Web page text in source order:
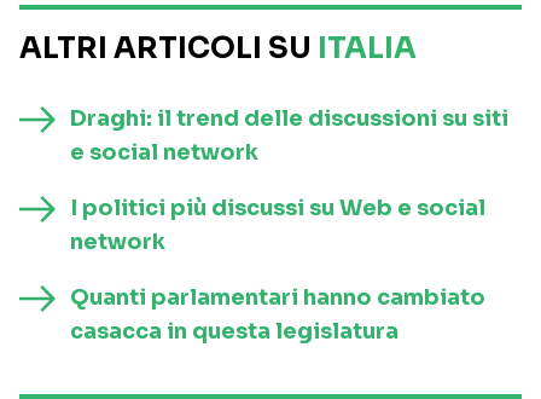
ALTRI ARTICOLI SU ITALIA
Draghi: il trend delle discussioni su siti
e social network
I politici più discussi su Web e social
network
Quanti parlamentari hanno cambiato
casacca in questa legislatura